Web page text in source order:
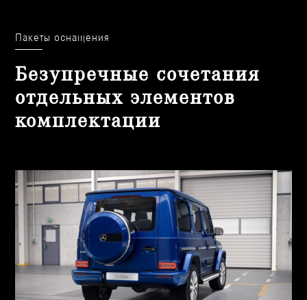
Пакеты оснащения
Безупречные сочетания
отдельных элементов
комплектации